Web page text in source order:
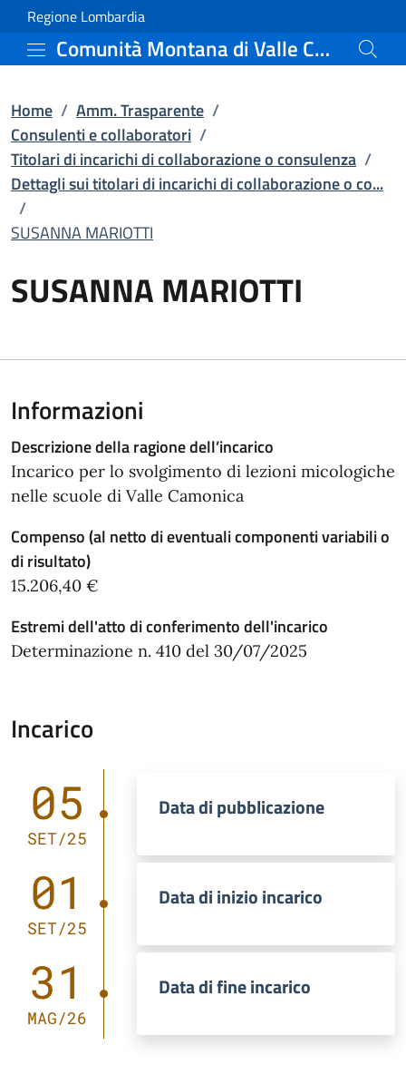
Vai al contenuto principale
SUSANNA MARIOTTI
Regione Lombardia
Comunità Montana di Valle Camonica
Home / Amm. Trasparente /
Consulenti e collaboratori /
Titolari di incarichi di collaborazione o consulenza /
Dettagli sui titolari di incarichi di collaborazione o co...
/
SUSANNA MARIOTTI
SUSANNA MARIOTTI
Informazioni
Descrizione della ragione dell’incarico
Incarico per lo svolgimento di lezioni micologiche
nelle scuole di Valle Camonica
Compenso (al netto di eventuali componenti variabili o
di risultato)
15.206,40 €
Estremi dell'atto di conferimento dell'incarico
Determinazione n. 410 del 30/07/2025
Incarico
05
SET/25
Data di pubblicazione
01
SET/25
Data di inizio incarico
31
MAG/26
Data di fine incarico